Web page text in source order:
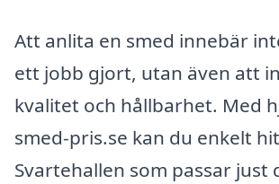
Att anlita en smed innebär
ett jobb gjort, utan även att
kvalitet och hållbarhet. Med
smed-pris.se kan du enkelt
Svartehallen som passar just